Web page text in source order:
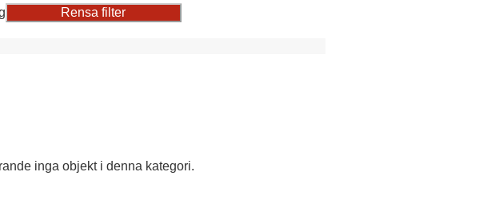
inga objekt i denna kategori.